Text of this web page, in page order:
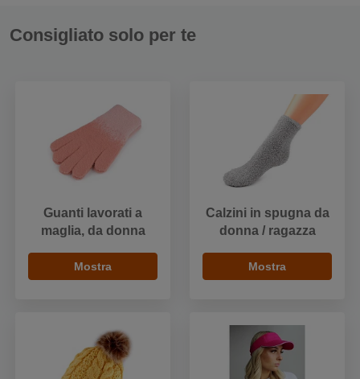
Consigliato solo per te
Guanti lavorati a
maglia, da donna
Mostra
Calzini in spugna da
donna / ragazza
Mostra